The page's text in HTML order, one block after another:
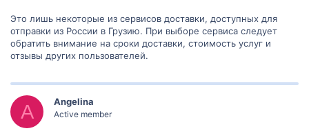
Это лишь некоторые из сервисов доставки, доступных для
отправки из России в Грузию. При выборе сервиса следует
обратить внимание на сроки доставки, стоимость услуг и
отзывы других пользователей.
A Angelina
Active member